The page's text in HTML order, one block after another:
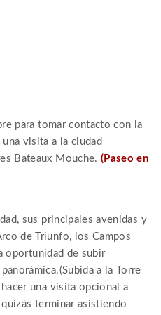
para tomar contacto con la
visita a la ciudad
Bateaux Mouche. (Paseo en
sus principales avenidas y
de Triunfo, los Campos
oportunidad de subir
a la Torre
una visita opcional a
terminar asistiendo